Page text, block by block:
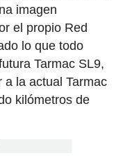
imagen
el propio Red
lo que todo
Tarmac SL9,
a la actual Tarmac
kilómetros de